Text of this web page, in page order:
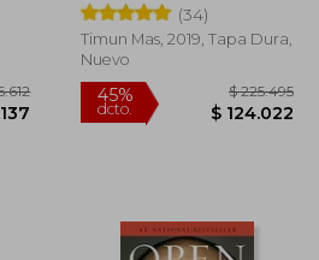
(34)
Timun Mas, 2019, Tapa Dura,
Nuevo